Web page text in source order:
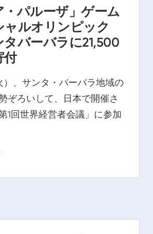
・パルーザ」ゲーム
ャルオリンピック
バーバラに21,500
付
）、サンタ・バーバラ地域の
ぞろいして、日本で開催さ
1回世界経営者会議」に参加